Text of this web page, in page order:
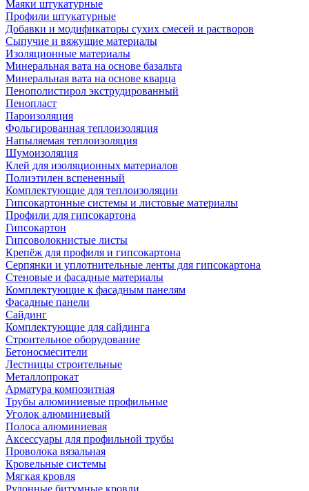
Маяки штукатурные
Профили штукатурные
Добавки и модификаторы сухих смесей и растворов
Сыпучие и вяжущие материалы
Изоляционные материалы
Минеральная вата на основе базальта
Минеральная вата на основе кварца
Пенополистирол экструдированный
Пенопласт
Пароизоляция
Фольгированная теплоизоляция
Напыляемая теплоизоляция
Шумоизоляция
Клей для изоляционных материалов
Полиэтилен вспененный
Комплектующие для теплоизоляции
Гипсокартонные системы и листовые материалы
Профили для гипсокартона
Гипсокартон
Гипсоволокнистые листы
Крепёж для профиля и гипсокартона
Серпянки и уплотнительные ленты для гипсокартона
Стеновые и фасадные материалы
Комплектующие к фасадным панелям
Фасадные панели
Сайдинг
Комплектующие для сайдинга
Строительное оборудование
Бетоносмесители
Лестницы строительные
Металлопрокат
Арматура композитная
Трубы алюминиевые профильные
Уголок алюминиевый
Полоса алюминиевая
Аксессуары для профильной трубы
Проволока вязальная
Кровельные системы
Мягкая кровля
Рулонные битумные кровли